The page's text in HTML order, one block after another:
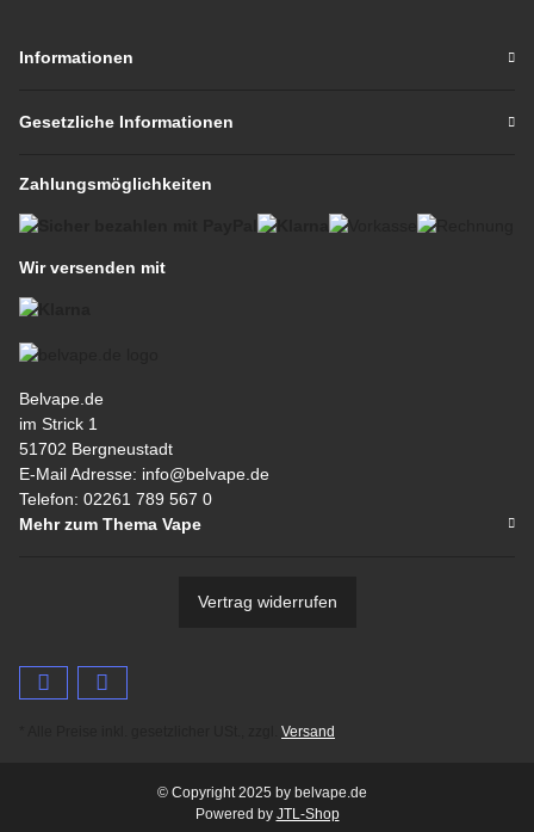
Informationen
Gesetzliche Informationen
Zahlungsmöglichkeiten
Wir versenden mit
Belvape.de
im Strick 1
51702 Bergneustadt
E-Mail Adresse: info@belvape.de
Telefon: 02261 789 567 0
Mehr zum Thema Vape
Vertrag widerrufen
Versand
© Copyright 2025 by belvape.de
Powered by JTL-Shop